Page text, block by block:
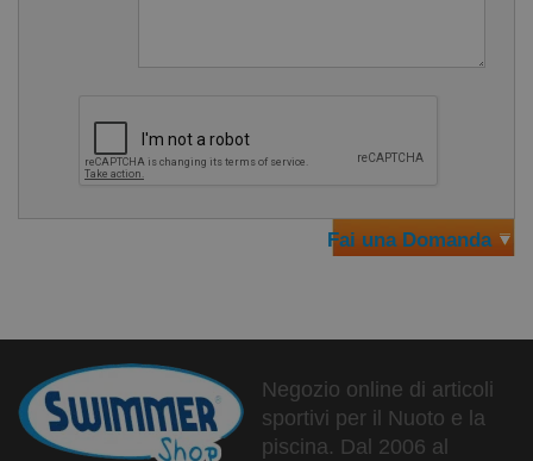
Super convenienza
Massima vestibilità
Fai una Domanda
Negozio online di articoli
sportivi per il Nuoto e la
piscina. Dal 2006 al